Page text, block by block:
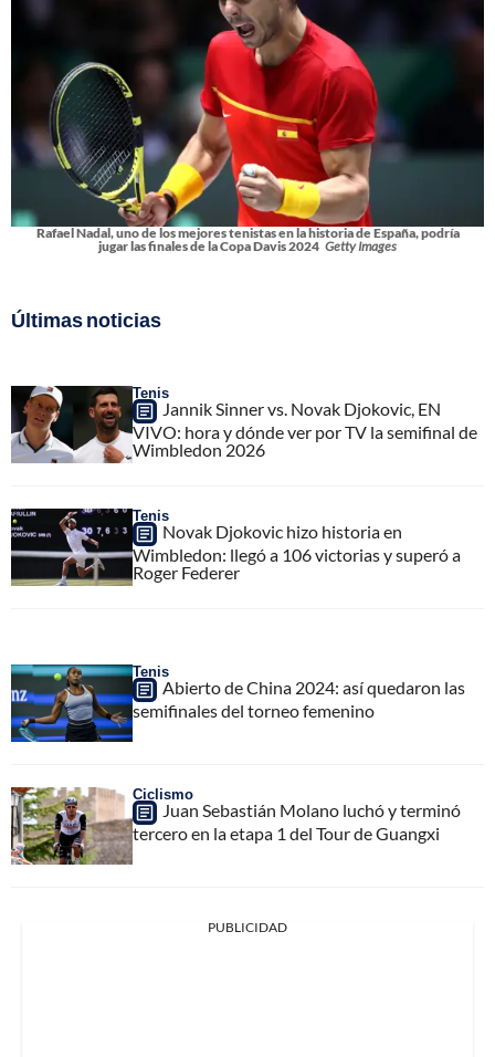
Rafael Nadal, uno de los mejores tenistas en la historia de España, podría
jugar las finales de la Copa Davis 2024 Getty Images
Últimas noticias
Tenis
Jannik Sinner vs. Novak Djokovic, EN
VIVO: hora y dónde ver por TV la semifinal de
Wimbledon 2026
Tenis
Novak Djokovic hizo historia en
Wimbledon: llegó a 106 victorias y superó a
Roger Federer
Tenis
Abierto de China 2024: así quedaron las
semifinales del torneo femenino
Ciclismo
Juan Sebastián Molano luchó y terminó
tercero en la etapa 1 del Tour de Guangxi
PUBLICIDAD